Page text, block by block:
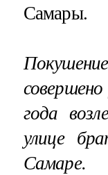
Самары.
года
улице